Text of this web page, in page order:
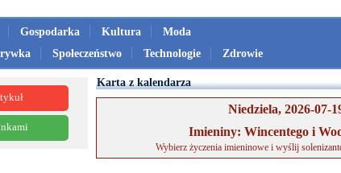
Gospodarka Kultura
Moda
Społeczeństwo Technologie Zdrowie
Karta z kalendarza
Niedziela, 2026-07-
Imieniny: Wincentego i
Wybierz życzenia imieninowe i wyślij